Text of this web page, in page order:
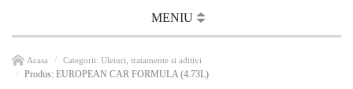
MENIU
Acasa Categorii: Uleiuri, tratamente si aditivi
Produs: EUROPEAN CAR FORMULA (4.73L)